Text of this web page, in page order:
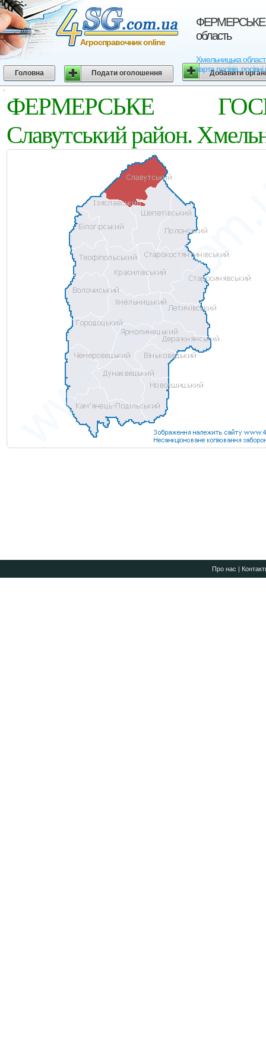
ФЕРМЕРСЬКЕ
область
Хмельницька
карта посівів,
Агросправочник online
Головна Подати оголошення Добавити
ФЕРМЕРСЬКЕ
Славутський район.
Про нас |